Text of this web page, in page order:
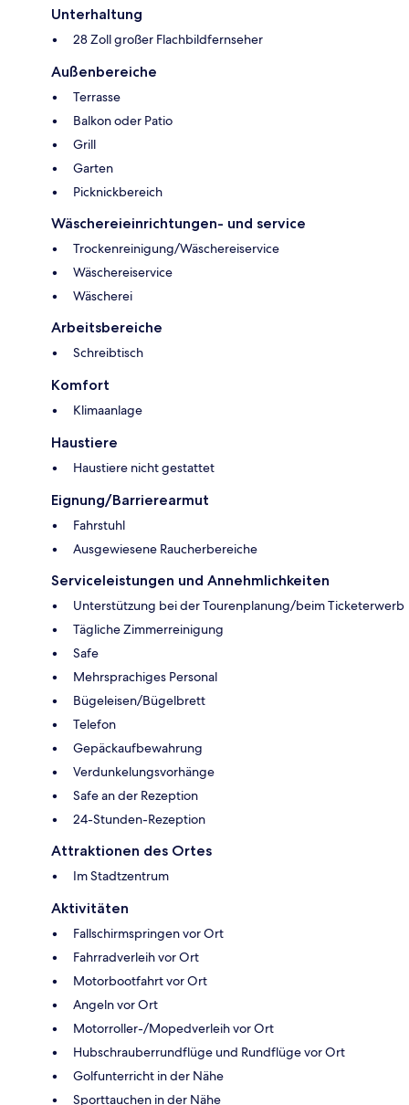
Unterhaltung
28 Zoll großer Flachbildfernseher
Außenbereiche
Terrasse
Balkon oder Patio
Grill
Garten
Picknickbereich
Wäschereieinrichtungen- und service
Trockenreinigung/Wäschereiservice
Wäschereiservice
Wäscherei
Arbeitsbereiche
Schreibtisch
Komfort
Klimaanlage
Haustiere
Haustiere nicht gestattet
Eignung/Barrierearmut
Fahrstuhl
Ausgewiesene Raucherbereiche
Serviceleistungen und Annehmlichkeiten
Unterstützung bei der Tourenplanung/beim Ticketerwerb
Tägliche Zimmerreinigung
Safe
Mehrsprachiges Personal
Bügeleisen/Bügelbrett
Telefon
Gepäckaufbewahrung
Verdunkelungsvorhänge
Safe an der Rezeption
24-Stunden-Rezeption
Attraktionen des Ortes
Im Stadtzentrum
Aktivitäten
Fallschirmspringen vor Ort
Fahrradverleih vor Ort
Motorbootfahrt vor Ort
Angeln vor Ort
Motorroller-/Mopedverleih vor Ort
Hubschrauberrundflüge und Rundflüge vor Ort
Golfunterricht in der Nähe
Sporttauchen in der Nähe